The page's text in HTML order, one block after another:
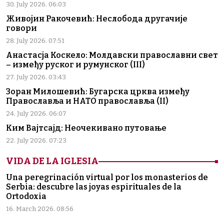
30. July 2026. 06:03
Живојин Ракочевић: Неслобода другачије
говори
28. July 2026. 07:51
Анастасја Коскело: Молдавски православни свет
– између руског и румунског (III)
27. July 2026. 03:43
Зоран Милошевић: Бугарска црква између
Православља и НАТО православља (II)
24. July 2026. 06:07
Ким Вајтсајд: Неочекивано путовање
22. July 2026. 07:23
VIDA DE LA IGLESIA
Una peregrinación virtual por los monasterios de
Serbia: descubre las joyas espirituales de la
Ortodoxia
16. March 2026. 08:56